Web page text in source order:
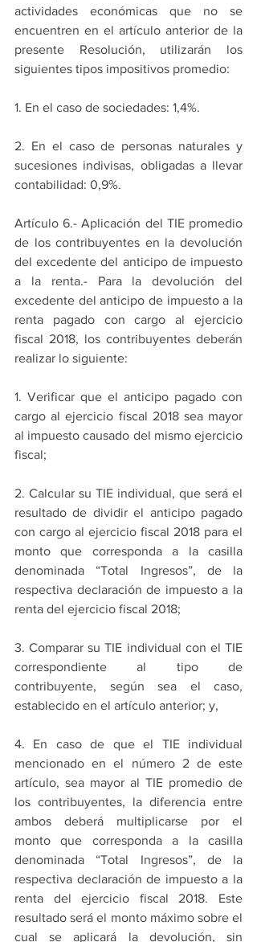
actividades económicas que no se
encuentren en el artículo anterior de la
presente Resolución, utilizarán los
siguientes tipos impositivos promedio:
1. En el caso de sociedades: 1,4%.
2. En el caso de personas naturales y
sucesiones indivisas, obligadas a llevar
contabilidad: 0,9%.
Artículo 6.- Aplicación del TIE promedio
de los contribuyentes en la devolución
del excedente del anticipo de impuesto
a la renta.- Para la devolución del
excedente del anticipo de impuesto a la
renta pagado con cargo al ejercicio
fiscal 2018, los contribuyentes deberán
realizar lo siguiente:
1. Verificar que el anticipo pagado con
cargo al ejercicio fiscal 2018 sea mayor
al impuesto causado del mismo ejercicio
fiscal;
2. Calcular su TIE individual, que será el
resultado de dividir el anticipo pagado
con cargo al ejercicio fiscal 2018 para el
monto que corresponda a la casilla
denominada “Total Ingresos”, de la
respectiva declaración de impuesto a la
renta del ejercicio fiscal 2018;
3. Comparar su TIE individual con el TIE
correspondiente al tipo de
contribuyente, según sea el caso,
establecido en el artículo anterior; y,
4. En caso de que el TIE individual
mencionado en el número 2 de este
artículo, sea mayor al TIE promedio de
los contribuyentes, la diferencia entre
ambos deberá multiplicarse por el
monto que corresponda a la casilla
denominada “Total Ingresos”, de la
respectiva declaración de impuesto a la
renta del ejercicio fiscal 2018. Este
resultado será el monto máximo sobre el
cual se aplicará la devolución, sin